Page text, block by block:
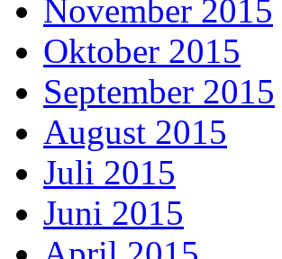
November 2015
Oktober 2015
September 2015
August 2015
Juli 2015
Juni 2015